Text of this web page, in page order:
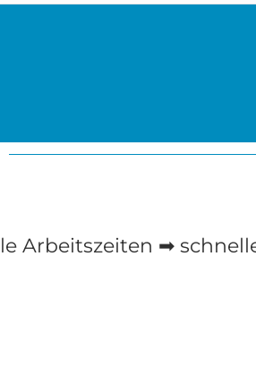
Arbeitszeiten ➡